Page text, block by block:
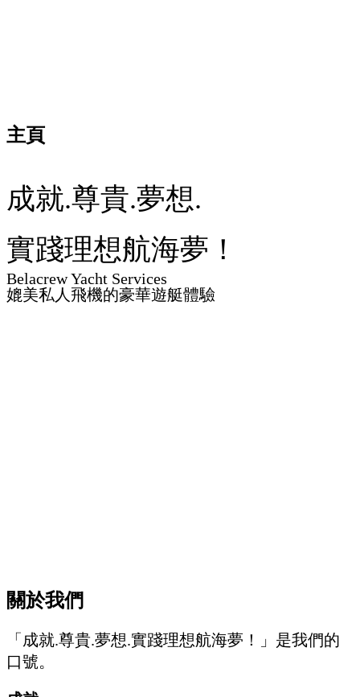
主頁
成就.尊貴.夢想.
實踐理想航海夢！
Belacrew Yacht Services
媲美私人飛機的豪華遊艇體驗
關於我們
「成就.尊貴.夢想.實踐理想航海夢！」是我們的
口號。